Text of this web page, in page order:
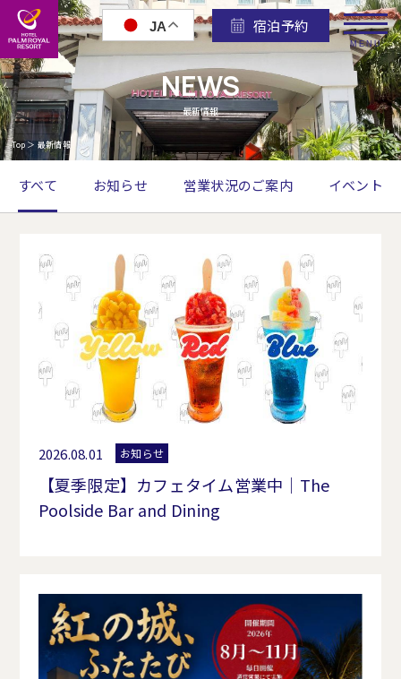
MENU
JA 宿泊予約
NEWS
最新情報
Top ＞ 最新情報
すべて お知らせ 営業状況のご案内 イベント
2026.08.01 お知らせ
【夏季限定】カフェタイム営業中｜The
Poolside Bar and Dining